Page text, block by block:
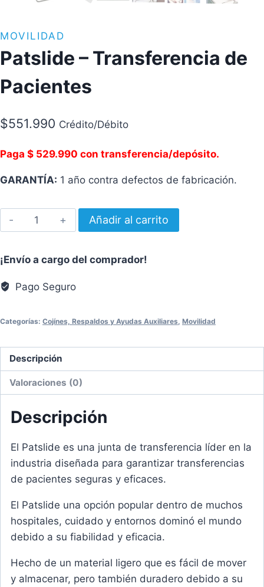
MOVILIDAD
Patslide – Transferencia de
Pacientes
$551.990 Crédito/Débito
Paga $ 529.990 con transferencia/depósito.
GARANTÍA: 1 año contra defectos de fabricación.
Patslide
-
de
cantidad
Añadir al carrito
¡Envío a cargo del comprador!
Pago Seguro
Categorías: Cojínes, Respaldos y Ayudas Auxiliares Movilidad
Descripción
Valoraciones (0)
Descripción
El Patslide es una junta de transferencia líder en la
industria diseñada para garantizar transferencias
de pacientes seguras y eficaces.
El Patslide una opción popular dentro de muchos
hospitales, cuidado y entornos dominó el mundo
debido a su fiabilidad y eficacia.
Hecho de un material ligero que es fácil de mover
y almacenar, pero también duradero debido a su